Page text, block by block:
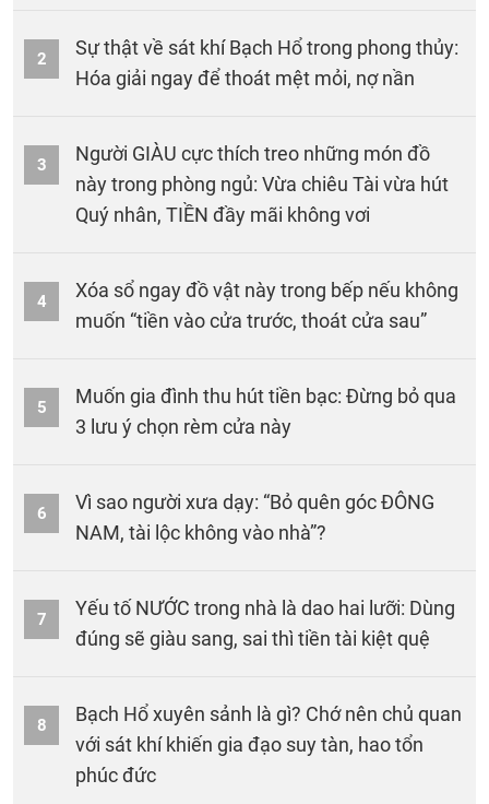
2
Sự thật về sát khí Bạch Hổ trong phong thủy:
Hóa giải ngay để thoát mệt mỏi, nợ nần
3
Người GIÀU cực thích treo những món đồ
này trong phòng ngủ: Vừa chiêu Tài vừa hút
Quý nhân, TIỀN đầy mãi không vơi
4
Xóa sổ ngay đồ vật này trong bếp nếu không
muốn “tiền vào cửa trước, thoát cửa sau”
5
Muốn gia đình thu hút tiền bạc: Đừng bỏ qua
3 lưu ý chọn rèm cửa này
6
Vì sao người xưa dạy: “Bỏ quên góc ĐÔNG
NAM, tài lộc không vào nhà”?
7
Yếu tố NƯỚC trong nhà là dao hai lưỡi: Dùng
đúng sẽ giàu sang, sai thì tiền tài kiệt quệ
8
Bạch Hổ xuyên sảnh là gì? Chớ nên chủ quan
với sát khí khiến gia đạo suy tàn, hao tổn
phúc đức